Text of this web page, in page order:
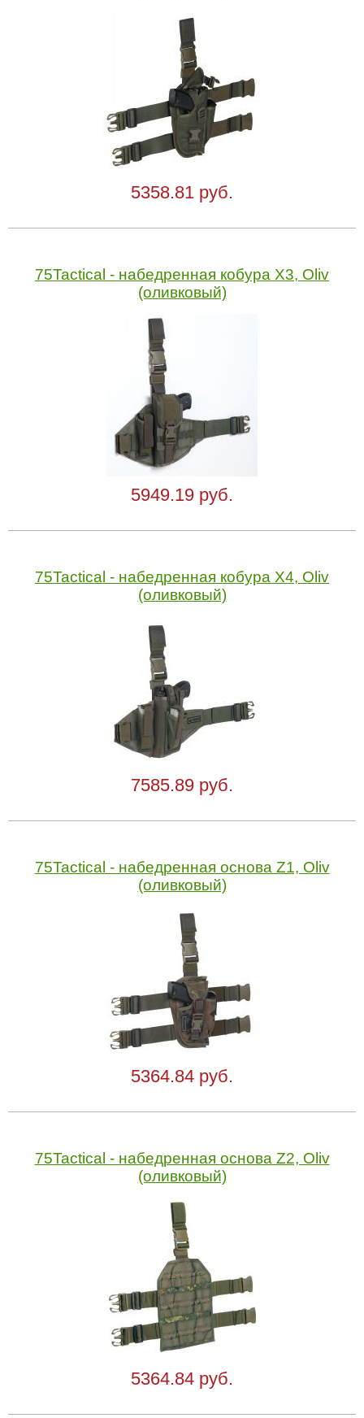
5358.81 руб.
75Tactical - набедренная кобура X3, Oliv
(оливковый)
5949.19 руб.
75Tactical - набедренная кобура X4, Oliv
(оливковый)
7585.89 руб.
75Tactical - набедренная основа Z1, Oliv
(оливковый)
5364.84 руб.
75Tactical - набедренная основа Z2, Oliv
(оливковый)
5364.84 руб.